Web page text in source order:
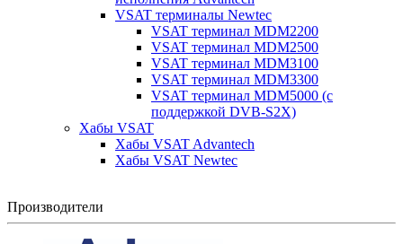
VSAT терминалы Newtec
VSAT терминал MDM2200
VSAT терминал MDM2500
VSAT терминал MDM3100
VSAT терминал MDM3300
VSAT терминал MDM5000 (с
поддержкой DVB-S2X)
Хабы VSAT
Хабы VSAT Advantech
Хабы VSAT Newtec
Производители